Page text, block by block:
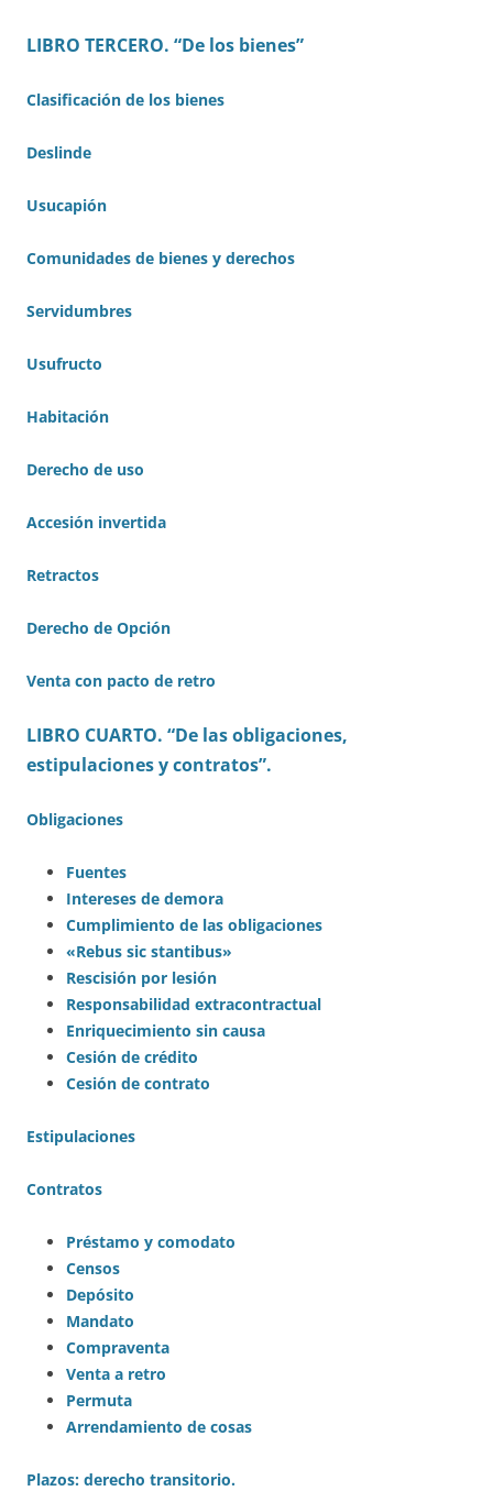
LIBRO TERCERO. “De los bienes”
Clasificación de los bienes
Deslinde
Usucapión
Comunidades de bienes y derechos
Servidumbres
Usufructo
Habitación
Derecho de uso
Accesión invertida
Retractos
Derecho de Opción
Venta con pacto de retro
LIBRO CUARTO. “De las obligaciones,
estipulaciones y contratos”.
Obligaciones
Fuentes
Intereses de demora
Cumplimiento de las obligaciones
«Rebus sic stantibus»
Rescisión por lesión
Responsabilidad extracontractual
Enriquecimiento sin causa
Cesión de crédito
Cesión de contrato
Estipulaciones
Contratos
Préstamo y comodato
Censos
Depósito
Mandato
Compraventa
Venta a retro
Permuta
Arrendamiento de cosas
Plazos: derecho transitorio.